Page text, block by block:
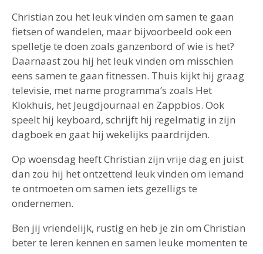
Christian zou het leuk vinden om samen te gaan
fietsen of wandelen, maar bijvoorbeeld ook een
spelletje te doen zoals ganzenbord of wie is het?
Daarnaast zou hij het leuk vinden om misschien
eens samen te gaan fitnessen. Thuis kijkt hij graag
televisie, met name programma’s zoals Het
Klokhuis, het Jeugdjournaal en Zappbios. Ook
speelt hij keyboard, schrijft hij regelmatig in zijn
dagboek en gaat hij wekelijks paardrijden.
Op woensdag heeft Christian zijn vrije dag en juist
dan zou hij het ontzettend leuk vinden om iemand
te ontmoeten om samen iets gezelligs te
ondernemen.
Ben jij vriendelijk, rustig en heb je zin om Christian
beter te leren kennen en samen leuke momenten te